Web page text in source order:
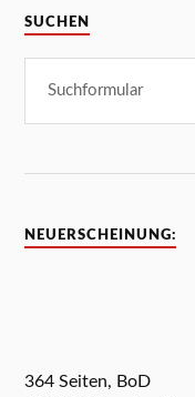
SUCHEN
NEUERSCHEINUNG:
364 Seiten, BoD